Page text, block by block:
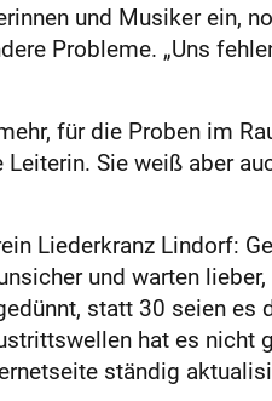
und Musiker ein,
Probleme. „Uns
für die Proben im
Sie weiß aber
Liederkranz Lindorf:
und warten
statt 30 seien es
hat es nicht
ständig